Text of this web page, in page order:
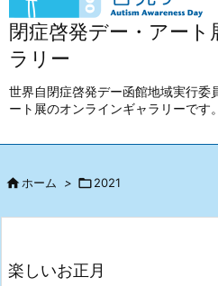
閉症啓発デー・アー
ラリー
世界自閉症啓発デー函館地域実行委
ート展のオンラインギャラリーです。
ホーム > 2021
楽しいお正月